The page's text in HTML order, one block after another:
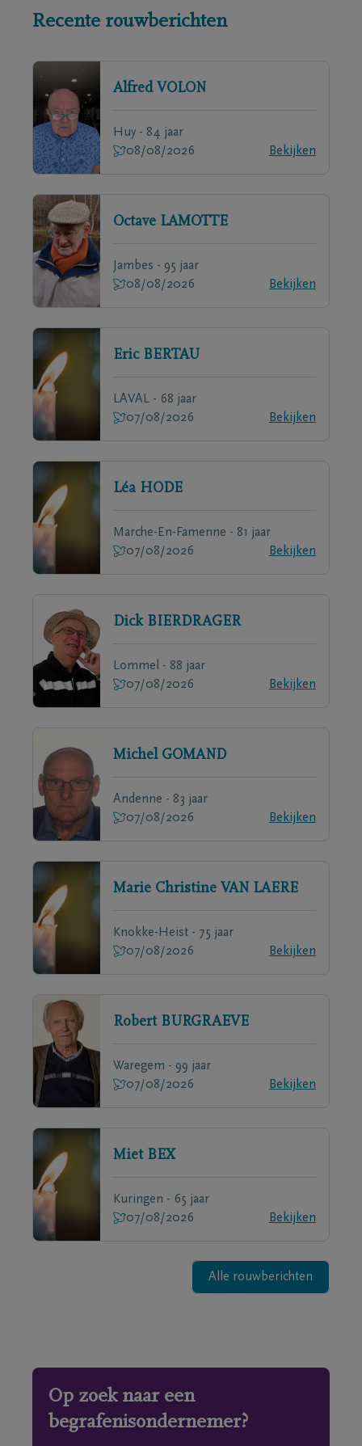
Recente rouwberichten
Alfred VOLON
Huy - 84 jaar
08/08/2026
Bekijken
Octave LAMOTTE
Jambes - 95 jaar
08/08/2026
Bekijken
Eric BERTAU
LAVAL - 68 jaar
07/08/2026
Bekijken
Léa HODE
Marche-En-Famenne - 81 jaar
07/08/2026
Bekijken
Dick BIERDRAGER
Lommel - 88 jaar
07/08/2026
Bekijken
Michel GOMAND
Andenne - 83 jaar
07/08/2026
Bekijken
Marie Christine VAN LAERE
Knokke-Heist - 75 jaar
07/08/2026
Bekijken
Robert BURGRAEVE
Waregem - 99 jaar
07/08/2026
Bekijken
Miet BEX
Kuringen - 65 jaar
07/08/2026
Bekijken
Alle rouwberichten
Op zoek naar een
begrafenisondernemer?